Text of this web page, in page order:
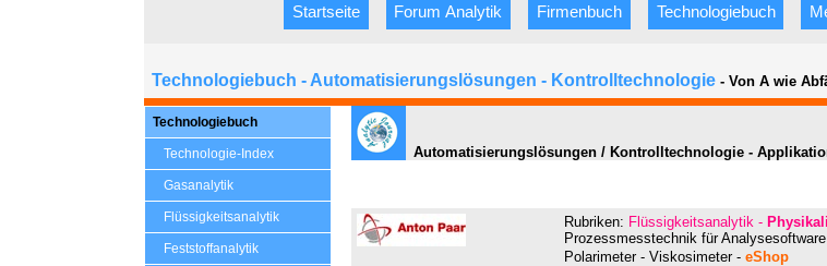
Startseite Forum Analytik Firmenbuch Technologiebuch
Technologiebuch - Automatisierungslösungen - Kontrolltechnologie - Von A wie
Technologiebuch
Technologie-Index
Gasanalytik
Flüssigkeitsanalytik
Feststoffanalytik
Automatisierungslösungen / Kontrolltechnologie -
Rubriken: Flüssigkeitsanalytik -
Prozessmesstechnik für
Polarimeter - Viskosimeter- eShop